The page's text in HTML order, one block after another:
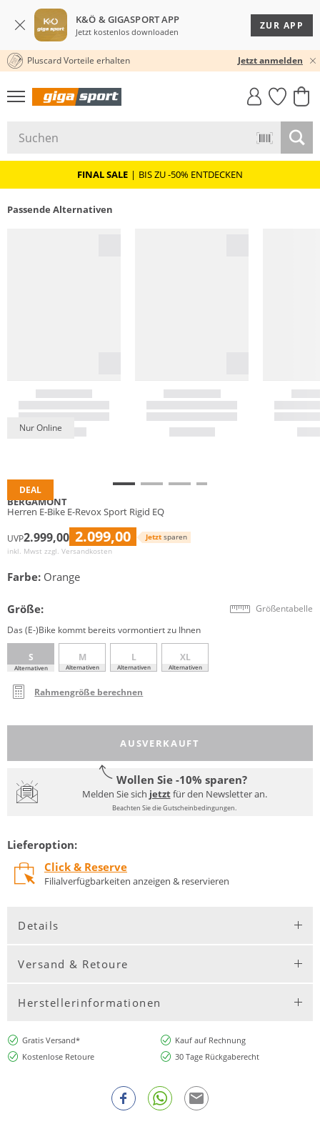
K&Ö & GIGASPORT APP
Jetzt kostenlos downloaden
ZUR APP
30 TAGE RÜCKGABERECHT
Pluscard Vorteile erhalten Jetzt anmelden
GIGASTYLE
FAHRRAD­
MUST-HAVE
FINAL SALE | BIS ZU -50% ENTDECKEN
Passende Alternativen
DEAL
Nur Online
BERGAMONT
Herren E-Bike E-Revox Sport Rigid EQ
UVP2.999,00 2.099,00 Jetzt sparen
inkl. Mwst zzgl. Versandkosten
Farbe: Orange
Größe:
Größentabelle
Das (E-)Bike kommt bereits vormontiert zu Ihnen
S
Alternativen
M
Alternativen
L
Alternativen
XL
Alternativen
Rahmengröße berechnen
AUSVERKAUFT
Wollen Sie -10% sparen?
Melden Sie sich jetztfür den Newsletter an.
Beachten Sie die Gutscheinbedingungen.
Lieferoption:
Click & Reserve
Filialverfügbarkeiten anzeigen & reservieren
Details
Versand & Retoure
Herstellerinformationen
Gratis Versand*
Kauf auf Rechnung
Kostenlose Retoure
30 Tage Rückgaberecht